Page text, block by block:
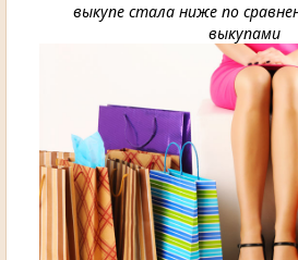
выкупе стала ниже по
выкупами